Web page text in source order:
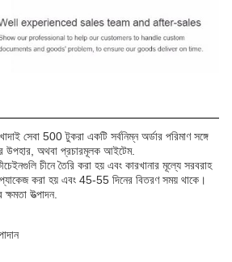
সেবা 500 টুকরা একটি সর্বনিম্ন অর্ডার পরিমাণ সঙ্গে
উপহার, অথবা প্রচারমূলক আইটেম.
চীনে তৈরি করা হয় এবং কারখানার মূল্যে সরবরাহ
করা হয় এবং 45-55 দিনের বিতরণ সময় থাকে।
উত্পাদন.